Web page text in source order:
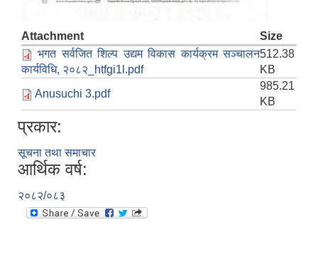
Attachment
Size
भगत सर्वजित शिल्प उद्यम विकास कार्यक्रम सञ्चालन
कार्यविधि, २०८२_htfgi1l.pdf
512.38
KB
Anusuchi 3.pdf
985.21
KB
प्रकार:
सूचना तथा समाचार
आर्थिक वर्ष:
२०८२/०८३